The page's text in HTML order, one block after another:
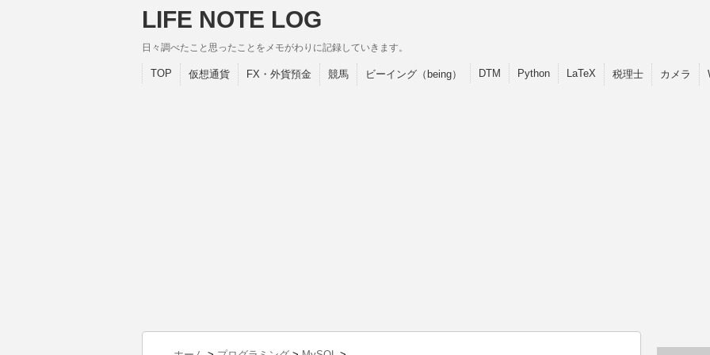
LIFE NOTE LOG
日々調べたこと思ったことをメモがわりに記録していきます。
TOP 仮想通貨 FX・外貨預金 競馬 ビーイング（being） DTM Python LaTeX 税理士 カメラ